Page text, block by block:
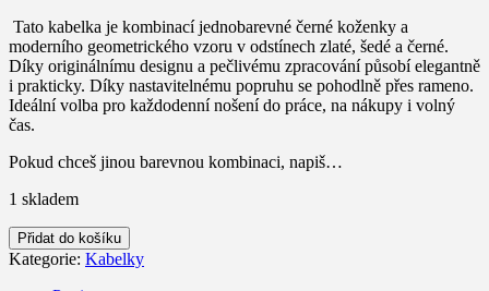
Tato kabelka je kombinací jednobarevné černé koženky a
moderního geometrického vzoru v odstínech zlaté, šedé a černé.
Díky originálnímu designu a pečlivému zpracování působí elegantně
i prakticky. Díky nastavitelnému popruhu se pohodlně přes rameno.
Ideální volba pro každodenní nošení do práce, na nákupy i volný
čas.
Pokud chceš jinou barevnou kombinaci, napiš…
1 skladem
Kabelka
Geometrie
množství
Přidat do košíku
Kategorie: Kabelky